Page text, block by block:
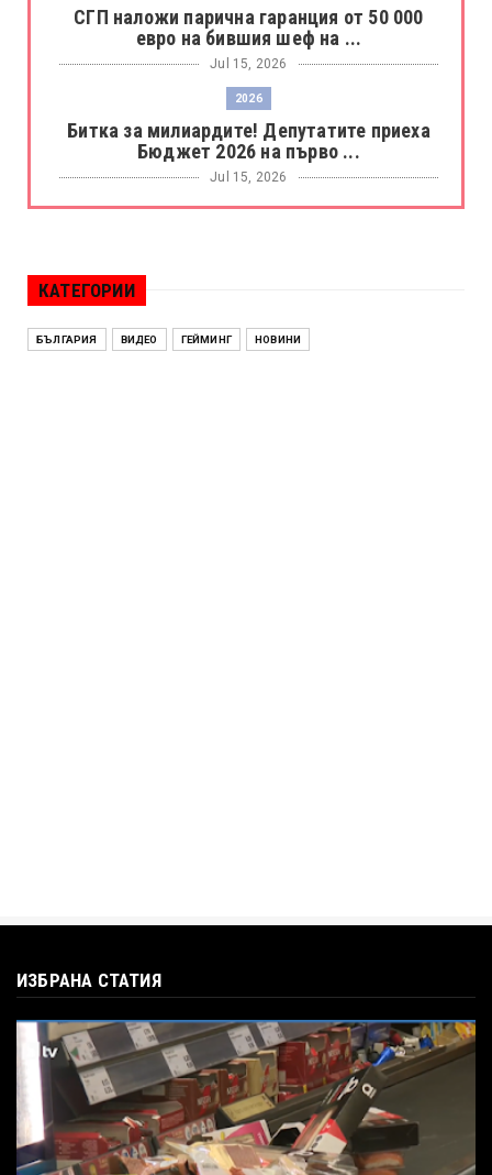
СГП наложи парична гаранция от 50 000
евро на бившия шеф на ...
Jul 15, 2026
2026
Битка за милиардите! Депутатите приеха
Бюджет 2026 на първо ...
Jul 15, 2026
БОРАЦ
Без милост! Испания пречупи Франция и е
КАТЕГОРИИ
БЪЛГАРИЯ ВИДЕО ГЕЙМИНГ НОВИНИ
ИЗБРАНА СТАТИЯ